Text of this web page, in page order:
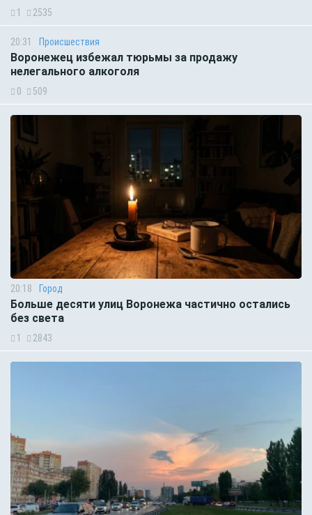
1 2535
20:31 Происшествия
Воронежец избежал тюрьмы за продажу
нелегального алкоголя
0 509
20:18 Город
Больше десяти улиц Воронежа частично остались
без света
1 2843